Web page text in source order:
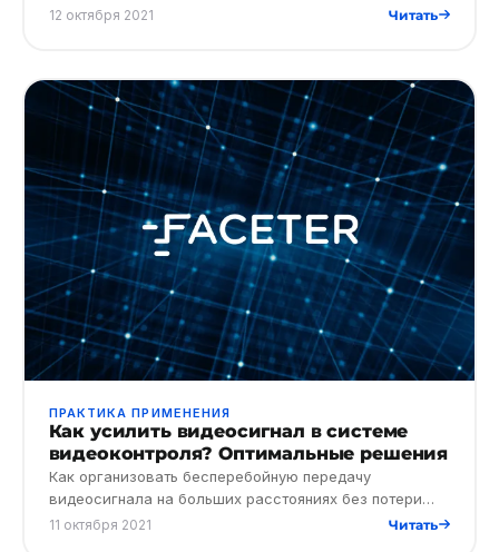
замена оборудования? Почему облачная система
12 октября 2021 Читать
ПРАКТИКА ПРИМЕНЕНИЯ
Как усилить видеосигнал в системе
видеоконтроля? Оптимальные решения
Как организовать бесперебойную передачу
видеосигнала на больших расстояниях без потери
качества изображения? Эту проблему решит
11 октября 2021 Читать